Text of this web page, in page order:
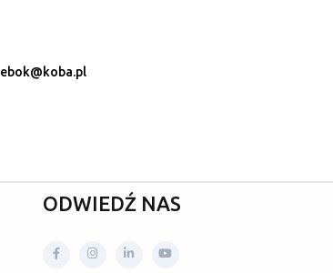
ebok@koba.pl
ODWIEDŹ NAS